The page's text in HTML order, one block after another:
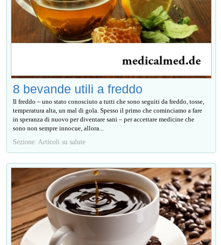
8 bevande utili a freddo
Il freddo – uno stato conosciuto a tutti che sono seguiti da freddo, tosse,
temperatura alta, un mal di gola. Spesso il primo che cominciamo a fare
in speranza di nuovo per diventare sani – per accettare medicine che
sono non sempre innocue, allora...
Sezione: Articoli su salute